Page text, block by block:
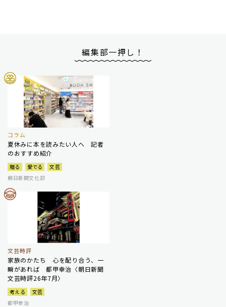
編集部一押し！
コラム
夏休みに本を読みたい人へ 記者
のおすすめ紹介
贈る 愛でる
文芸
朝日新聞文化部
文芸時評
家族のかたち 心を配り合う、一
瞬があれば 都甲幸治〈朝日新聞
文芸時評26年7月〉
考える
文芸
都甲幸治